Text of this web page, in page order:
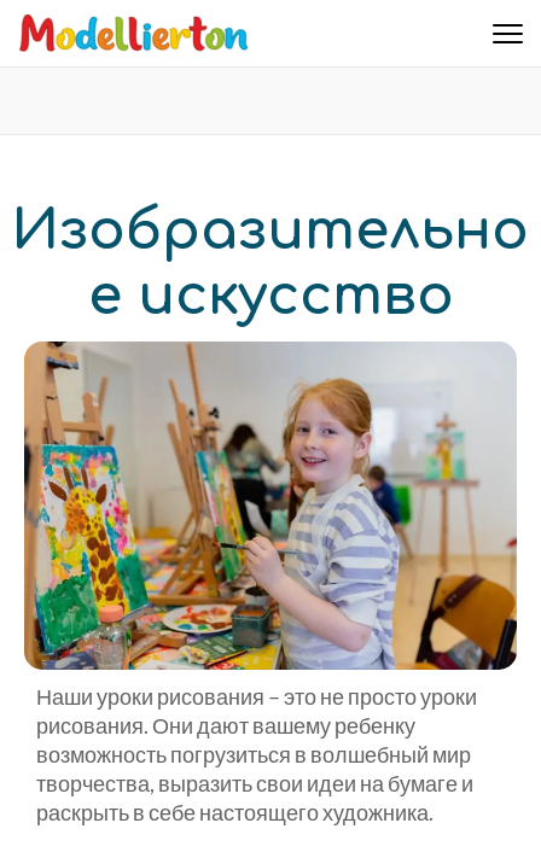
Изобразительно
е искусство
Наши уроки рисования – это не просто уроки
рисования. Они дают вашему ребенку
возможность погрузиться в волшебный мир
творчества, выразить свои идеи на бумаге и
раскрыть в себе настоящего художника.